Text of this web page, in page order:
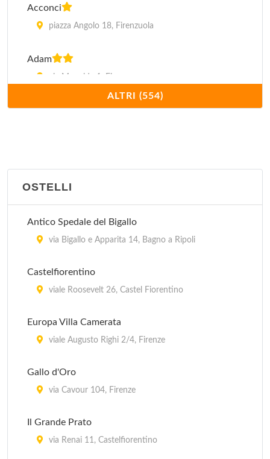
Acconci
piazza Angolo 18, Firenzuola
Adam
Adler Cavalieri
Alamanni
via Alamanni 35, Firenze
ALTRI (554)
OSTELLI
Antico Spedale del Bigallo
via Bigallo e Apparita 14, Bagno a Ripoli
Castelfiorentino
viale Roosevelt 26, Castel Fiorentino
Europa Villa Camerata
viale Augusto Righi 2/4, Firenze
Gallo d'Oro
via Cavour 104, Firenze
Il Grande Prato
via Renai 11, Castelfiorentino